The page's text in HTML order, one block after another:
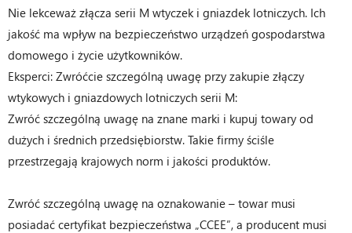
Nie lekceważ złącza serii M wtyczek i gniazdek lotniczych. Ich
jakość ma wpływ na bezpieczeństwo urządzeń gospodarstwa
domowego i życie użytkowników.
Eksperci: Zwróćcie szczególną uwagę przy zakupie złączy
wtykowych i gniazdowych lotniczych serii M:
Zwróć szczególną uwagę na znane marki i kupuj towary od
dużych i średnich przedsiębiorstw. Takie firmy ściśle
przestrzegają krajowych norm i jakości produktów.
Zwróć szczególną uwagę na oznakowanie – towar musi
posiadać certyfikat bezpieczeństwa „CCEE”, a producent musi